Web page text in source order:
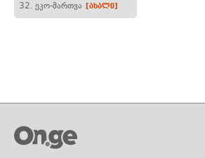
32. ეკო-მართვა [ახალი]